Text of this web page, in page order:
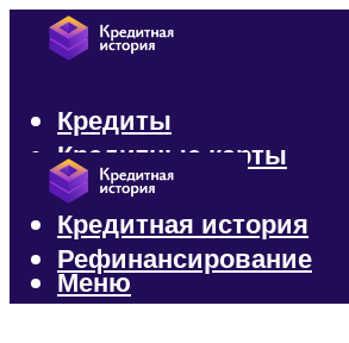
Кредиты
Кредитные карты
Микрозаймы
Кредитная история
Рефинансирование
Меню